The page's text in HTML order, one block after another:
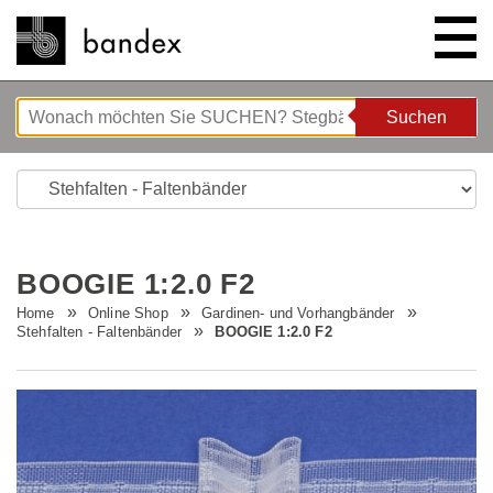
ONLINE SHOP
HIGHLIGHTS
Bettgeflüster
Wave System L'ONDA
ÜBER UNS
Firmenrundgang
Nähanleitung
STELLENANGEBOTE
Suchen
Suchen
BOOGIE 1:2.0 F2
Home Online Shop
Gardinen- und Vorhangbänder
Stehfalten - Faltenbänder
BOOGIE 1:2.0 F2